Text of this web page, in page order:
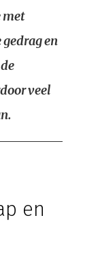
met
en
veel
en